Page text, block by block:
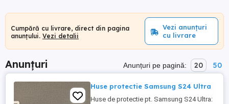
Cumpără cu livrare, direct din pagina
anunțului. Vezi detalii
Vezi anunțuri
cu livrare
Anunțuri Anunțuri pe pagină: 20 50
Huse protectie Samsung S24 Ultra
Huse de protectie pt. Samsung S24 Ultra: